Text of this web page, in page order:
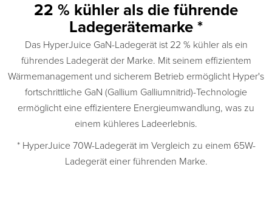
22 % kühler als die führende
Ladegerätemarke *
Das HyperJuice GaN-Ladegerät ist 22 % kühler als ein
führendes Ladegerät der Marke. Mit seinem effizientem
Wärmemanagement und sicherem Betrieb ermöglicht Hyper's
fortschrittliche GaN (Gallium Galliumnitrid)-Technologie
ermöglicht eine effizientere Energieumwandlung, was zu
einem kühleres Ladeerlebnis.
* HyperJuice 70W-Ladegerät im Vergleich zu einem 65W-
Ladegerät einer führenden Marke.